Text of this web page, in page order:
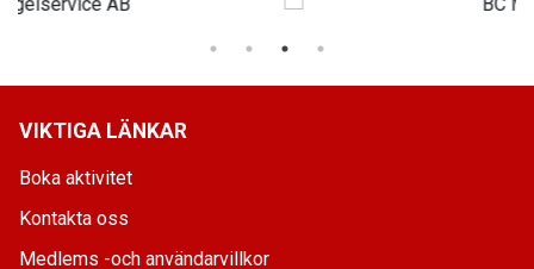
VIKTIGA LÄNKAR
Boka aktivitet
Kontakta oss
Medlems -och användarvillkor